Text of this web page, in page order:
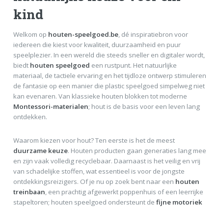
kind
Welkom op houten-speelgoed.be, dé inspiratiebron voor
iedereen die kiest voor kwaliteit, duurzaamheid en puur
speelplezier. In een wereld die steeds sneller en digitaler wordt,
biedt houten speelgoed een rustpunt. Het natuurlijke
materiaal, de tactiele ervaring en het tijdloze ontwerp stimuleren
de fantasie op een manier die plastic speelgoed simpelweg niet
kan evenaren. Van klassieke houten blokken tot moderne
Montessori-materialen; hout is de basis voor een leven lang
ontdekken.
Waarom kiezen voor hout? Ten eerste is het de meest
duurzame keuze. Houten producten gaan generaties lang mee
en zijn vaak volledig recyclebaar. Daarnaast is het veilig en vrij
van schadelijke stoffen, wat essentieel is voor de jongste
ontdekkingsreizigers. Of je nu op zoek bent naar een houten
treinbaan, een prachtig afgewerkt poppenhuis of een leerrijke
stapeltoren; houten speelgoed ondersteunt de fijne motoriek